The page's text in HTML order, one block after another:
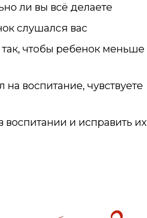
ли вы всё делаете
слушался вас
так, чтобы ребенок меньше
на воспитание, чувствуете
воспитании и исправить их